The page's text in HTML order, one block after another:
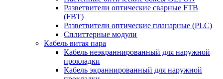
Разветвители оптические сварные FTB
(FBT)
Разветвители оптические планарные (PLC)
Сплиттерные модули
Кабель витая пара
Кабель неэкраннированный для наружной
прокладки
Кабель экраннированный для наружной